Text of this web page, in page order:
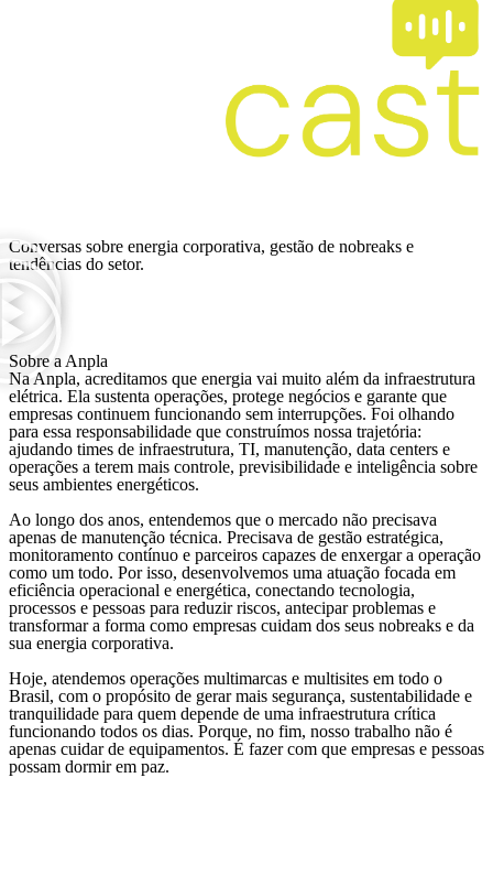
Conversas sobre energia corporativa, gestão de nobreaks e
tendências do setor.
Sobre a Anpla
Na Anpla, acreditamos que energia vai muito além da infraestrutura
elétrica. Ela sustenta operações, protege negócios e garante que
empresas continuem funcionando sem interrupções. Foi olhando
para essa responsabilidade que construímos nossa trajetória:
ajudando times de infraestrutura, TI, manutenção, data centers e
operações a terem mais controle, previsibilidade e inteligência sobre
seus ambientes energéticos.
Ao longo dos anos, entendemos que o mercado não precisava
apenas de manutenção técnica. Precisava de gestão estratégica,
monitoramento contínuo e parceiros capazes de enxergar a operação
como um todo. Por isso, desenvolvemos uma atuação focada em
eficiência operacional e energética, conectando tecnologia,
processos e pessoas para reduzir riscos, antecipar problemas e
transformar a forma como empresas cuidam dos seus nobreaks e da
sua energia corporativa.
Hoje, atendemos operações multimarcas e multisites em todo o
Brasil, com o propósito de gerar mais segurança, sustentabilidade e
tranquilidade para quem depende de uma infraestrutura crítica
funcionando todos os dias. Porque, no fim, nosso trabalho não é
apenas cuidar de equipamentos. É fazer com que empresas e pessoas
possam dormir em paz.